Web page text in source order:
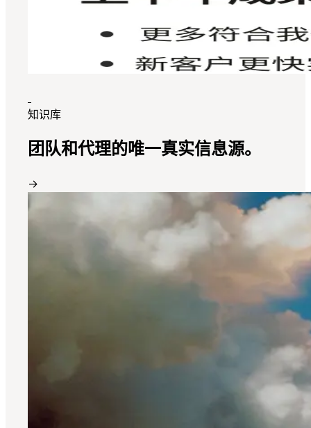
知识库
团队和代理的唯一真实信息源。
→